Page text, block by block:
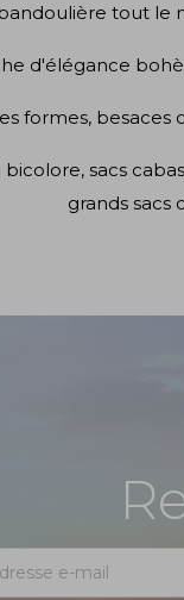
tout le
d'élégance
formes,
bicolore, sacs cabas
grands sacs